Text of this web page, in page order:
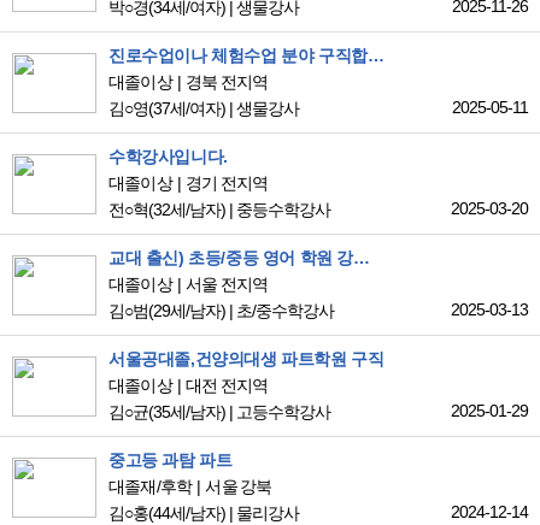
박○경(34세/여자) |생물강사 2025-11-26
진로수업이나 체험수업 분야 구직합니다.
대졸이상
경북 전지역
김○영(37세/여자) |생물강사 2025-05-11
수학강사입니다.
대졸이상
경기 전지역
전○혁(32세/남자) | 중등수학강사 2025-03-20
교대 출신) 초등/중등 영어 학원 강사 근무 희망합니다
대졸이상
서울 전지역
김○범(29세/남자) | 초/중수학강사 2025-03-13
서울공대졸,건양의대생 파트학원 구직
대졸이상
대전 전지역
김○균(35세/남자) | 고등수학강사 2025-01-29
중고등 과탐 파트
대졸재/후학
서울 강북
김○홍(44세/남자) | 물리강사 2024-12-14